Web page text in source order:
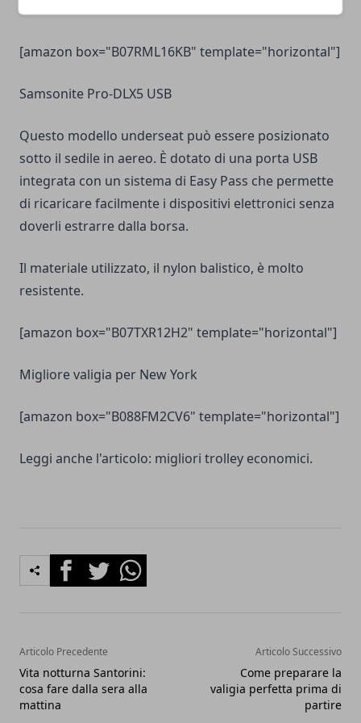
aereo
[amazon box="B07RML16KB" template="horizontal"]
Samsonite Pro-DLX5 USB
Questo modello underseat può essere posizionato
sotto il sedile in aereo. È dotato di una porta USB
integrata con un sistema di Easy Pass che permette
di ricaricare facilmente i dispositivi elettronici senza
doverli estrarre dalla borsa.
Il materiale utilizzato, il nylon balistico, è molto
resistente.
[amazon box="B07TXR12H2" template="horizontal"]
Migliore valigia per New York
[amazon box="B088FM2CV6" template="horizontal"]
Leggi anche l'articolo: migliori trolley economici.
FacebookTwitterWhatsapp
Articolo Precedente
Vita notturna Santorini:
cosa fare dalla sera alla
mattina
Articolo Successivo
Come preparare la
valigia perfetta prima di
partire